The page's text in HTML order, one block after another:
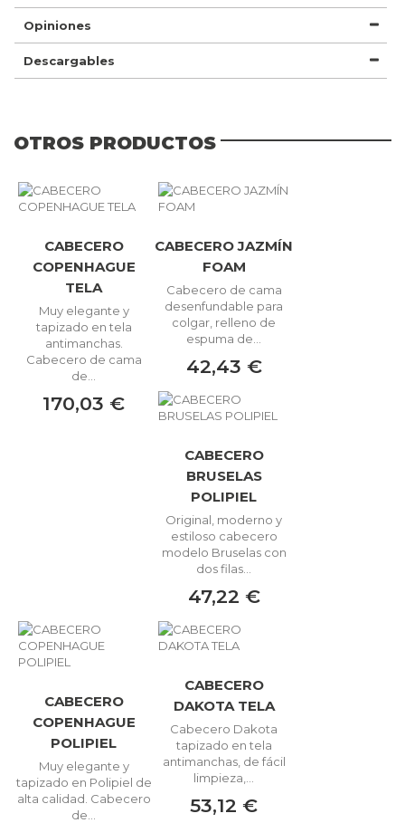
Opiniones
Descargables
OTROS PRODUCTOS
CABECERO
COPENHAGUE
TELA
Muy elegante y
tapizado en tela
antimanchas.
Cabecero de cama
de...
170,03 €
CABECERO JAZMÍN
FOAM
Cabecero de cama
desenfundable para
colgar, relleno de
espuma de...
42,43 €
CABECERO
BRUSELAS
POLIPIEL
Original, moderno y
estiloso cabecero
modelo Bruselas con
dos filas...
47,22 €
CABECERO
COPENHAGUE
POLIPIEL
Muy elegante y
tapizado en Polipiel de
alta calidad. Cabecero
de...
CABECERO
DAKOTA TELA
Cabecero Dakota
tapizado en tela
antimanchas, de fácil
limpieza,...
53,12 €